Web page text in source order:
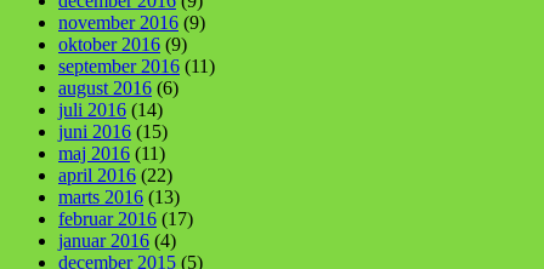
november 2016 (9)
oktober 2016 (9)
september 2016 (11)
august 2016 (6)
juli 2016 (14)
juni 2016 (15)
maj 2016 (11)
april 2016 (22)
marts 2016 (13)
februar 2016 (17)
januar 2016 (4)
december 2015 (5)